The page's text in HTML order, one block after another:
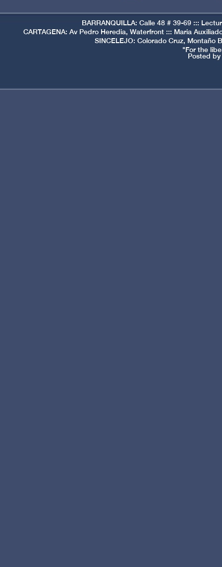
BARRANQUILLA: Calle 48 # 39-69 :::
CARTAGENA: Av Pedro Heredia, Waterfront ::: Maria
SINCELEJO: Colorado Cruz, Montaño
"For the
Posted